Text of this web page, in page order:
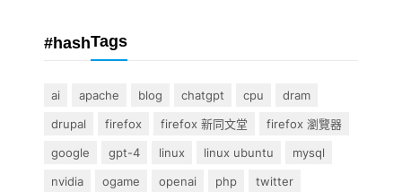
#hashTags
ai apache blog chatgpt cpu
dram
drupal
firefox firefox 新同文堂
firefox 瀏覽器
google
gpt-4 linux linux ubuntu
mysql
nvidia
ogame openai php
twitter